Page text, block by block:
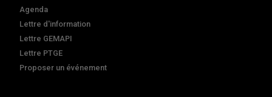
Agenda
Lettre d'information
Lettre GEMAPI
Lettre PTGE
Proposer un événement